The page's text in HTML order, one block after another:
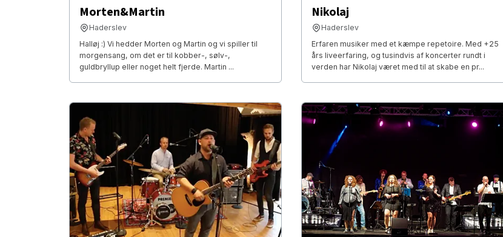
Morten&Martin
Haderslev
Halløj :) Vi hedder Morten og Martin og vi spiller til
morgensang, om det er til kobber-, sølv-,
guldbryllup eller noget helt fjerde. Martin ...
Nikolaj
Haderslev
Erfaren musiker med et kæmpe repetoire. Med +25
års liveerfaring, og tusindvis af koncerter rundt i
verden har Nikolaj været med til at skabe en pr...